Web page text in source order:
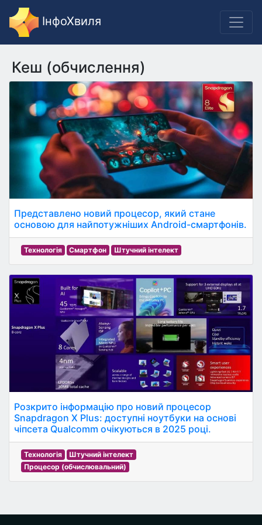
ІнфоХвиля
Кеш (обчислення)
Представлено новий процесор, який стане
основою для найпотужніших Android-смартфонів.
Технологія Смартфон Штучний інтелект
Розкрито інформацію про новий процесор
Snapdragon X Plus: доступні ноутбуки на основі
чіпсета Qualcomm очікуються в 2025 році.
Технологія
Штучний інтелект
Процесор (обчислювальний)